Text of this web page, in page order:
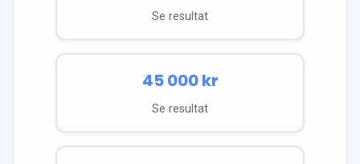
Se resultat
45 000kr
Se resultat